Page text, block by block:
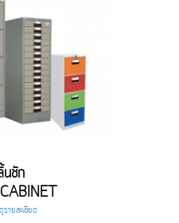
ชัก
รายละเอียด